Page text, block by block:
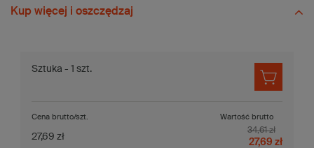
Kup więcej i oszczędzaj
Sztuka - 1 szt.
Cena brutto/szt.
27,69 zł
Wartość brutto
27,69 zł
34,61 zł